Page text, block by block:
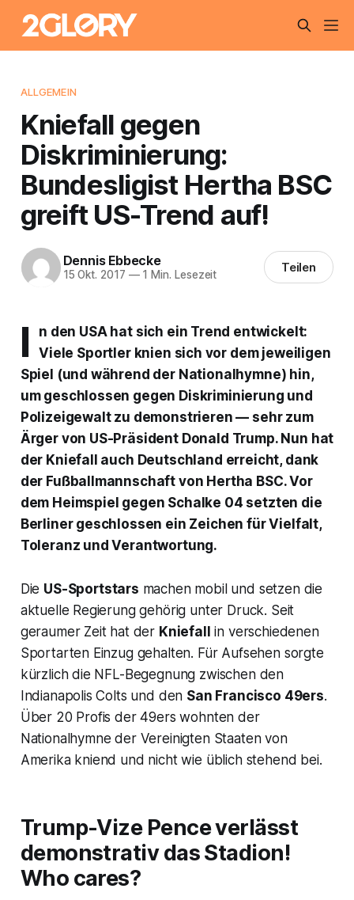
ALLGEMEIN
Kniefall gegen
Diskriminierung:
Bundesligist Hertha BSC
greift US-Trend auf!
Dennis Ebbecke
15 Okt. 2017 —1 Min. Lesezeit Teilen
I
n den USA hat sich ein Trend entwickelt:
Viele Sportler knien sich vor dem jeweiligen
Spiel (und während der Nationalhymne) hin,
um geschlossen gegen Diskriminierung und
Polizeigewalt zu demonstrieren — sehr zum
Ärger von US-Präsident Donald Trump. Nun hat
der Kniefall auch Deutschland erreicht, dank
der Fußballmannschaft von Hertha BSC. Vor
dem Heimspiel gegen Schalke 04 setzten die
Berliner geschlossen ein Zeichen für Vielfalt,
Toleranz und Verantwortung.
Die US-Sportstars machen mobil und setzen die
aktuelle Regierung gehörig unter Druck. Seit
geraumer Zeit hat der Kniefall in verschiedenen
Sportarten Einzug gehalten. Für Aufsehen sorgte
kürzlich die NFL-Begegnung zwischen den
Indianapolis Colts und den San Francisco 49ers.
Über 20 Profis der 49ers wohnten der
Nationalhymne der Vereinigten Staaten von
Amerika kniend und nicht wie üblich stehend bei.
Trump-Vize Pence verlässt
demonstrativ das Stadion!
Who cares?